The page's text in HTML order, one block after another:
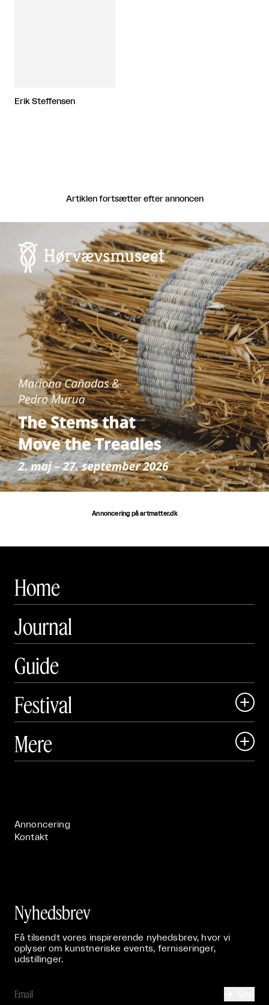
Erik Steffensen
Artiklen fortsætter efter annoncen
Annoncering på artmatter.dk
Home
Journal
Guide
Festival

 Art Matter Festival
Mere 
Annoncering
Kontakt
Nyhedsbrev
Få tilsendt vores inspirerende nyhedsbrev, hvor vi
oplyser om kunstneriske events, ferniseringer,
udstillinger.